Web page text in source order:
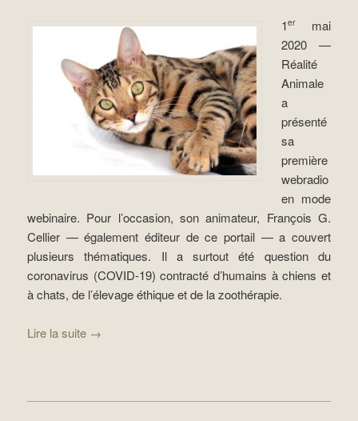
1ermai
2020 —
Réalité
Animale
a
présenté
sa
première
webradio
en mode
webinaire. Pour l’occasion, son animateur, François G.
Cellier — également éditeur de ce portail — a couvert
plusieurs thématiques. Il a surtout été question du
coronavirus (COVID-19) contracté d’humains à chiens et
à chats, de l’élevage éthique et de la zoothérapie.
Lire la suite →